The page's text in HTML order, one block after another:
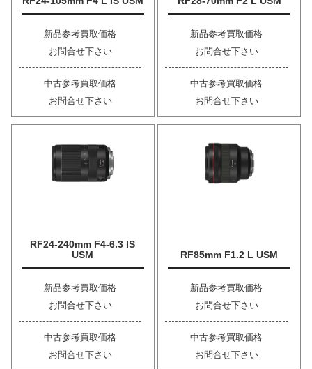
新品参考買取価格
お問合せ下さい
中古参考買取価格
お問合せ下さい
新品参考買取価格
お問合せ下さい
中古参考買取価格
お問合せ下さい
RF24-240mm F4-6.3 IS
USM
新品参考買取価格
お問合せ下さい
中古参考買取価格
お問合せ下さい
RF85mm F1.2 L USM
新品参考買取価格
お問合せ下さい
中古参考買取価格
お問合せ下さい